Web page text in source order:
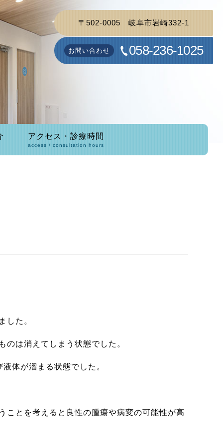
〒502-0005 岐阜市岩崎332-1
お問い合わせ 058-236-1025
アクセス・診療時間
access / consultation hours
した。
は消えてしまう状態でした。
体が溜まる状態でした。
ことを考えると良性の腫瘍や病変の可能性が高